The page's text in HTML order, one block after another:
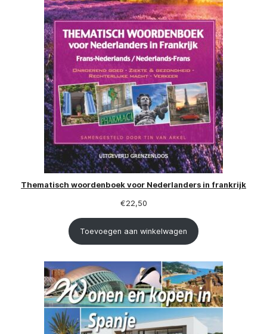
Thematisch woordenboek voor Nederlanders in frankrijk
€22,50
Toevoegen aan winkelwagen